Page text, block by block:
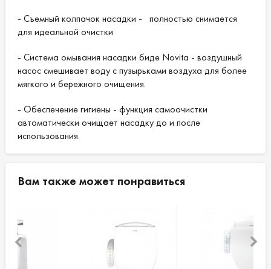
- Съемный колпачок насадки - полностью снимается
для идеальной очистки
- Система омывания насадки биде Novita - воздушный
насос смешивает воду с пузырьками воздуха для более
мягкого и бережного очищения.
- Обеспечение гигиены - функция самоочистки
автоматически очищает насадку до и после
использования.
Вам также может понравиться